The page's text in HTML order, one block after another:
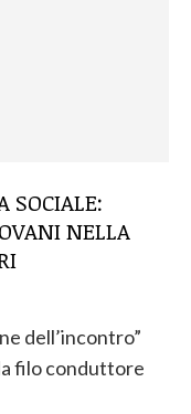
SOCIALE:
NELLA
dell’incontro”
filo conduttore